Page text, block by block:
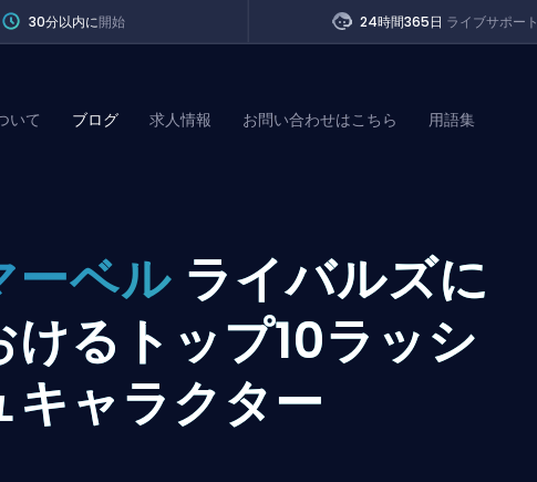
30分以内に開始 24時間365日 ライブサポート
いて ブログ 求人情報 お問い合わせはこちら 用語集
ーベル ライバルズに
けるトップ10ラッシ
キャラクター